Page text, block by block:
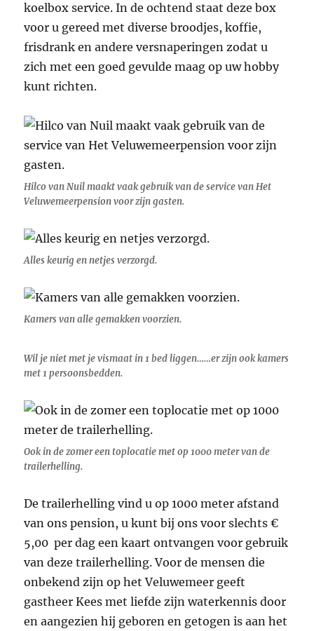
koelbox service. In de ochtend staat deze box
voor u gereed met diverse broodjes, koffie,
frisdrank en andere versnaperingen zodat u
zich met een goed gevulde maag op uw hobby
kunt richten.
Hilco van Nuil maakt vaak gebruik van de service van Het
Veluwemeerpension voor zijn gasten.
Alles keurig en netjes verzorgd.
Kamers van alle gemakken voorzien.
Wil je niet met je vismaat in 1 bed liggen……er zijn ook kamers
met 1 persoonsbedden.
Ook in de zomer een toplocatie met op 1000 meter van de
trailerhelling.
De trailerhelling vind u op 1000 meter afstand
van ons pension, u kunt bij ons voor slechts €
5,00 per dag een kaart ontvangen voor gebruik
van deze trailerhelling. Voor de mensen die
onbekend zijn op het Veluwemeer geeft
gastheer Kees met liefde zijn waterkennis door
en aangezien hij geboren en getogen is aan het